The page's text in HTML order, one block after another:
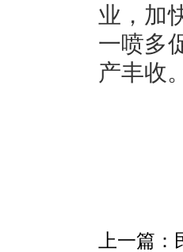
业，加
一喷多
产丰收
上一篇：